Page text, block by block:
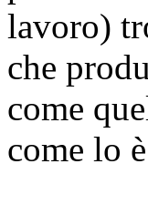
lavoro)
che
come
come lo